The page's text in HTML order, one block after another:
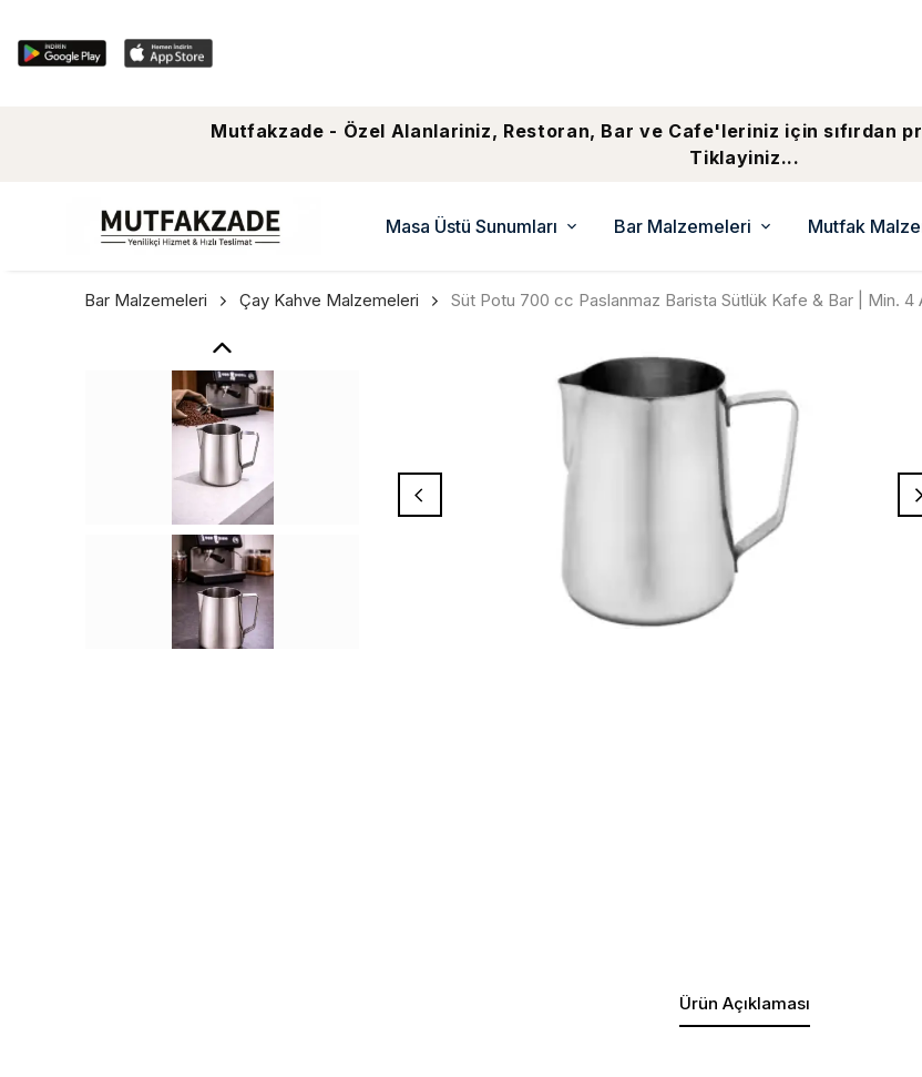
Mutfakzade - Özel Alanlariniz, Restoran, Bar ve Cafe'leriniz için sıfırdan
Tiklayiniz...
Masa Üstü Sunumları Bar Malzemeleri Mutfak
Bar Malzemeleri Çay Kahve Malzemeleri Süt Potu 700 cc Paslanmaz Barista Sütlük Kafe & Bar | Min. 4
Ürün Açıklaması